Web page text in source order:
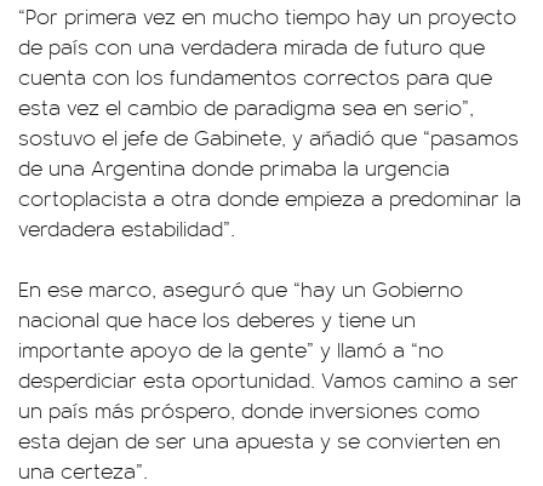
“Por primera vez en mucho tiempo hay un proyecto
de país con una verdadera mirada de futuro que
cuenta con los fundamentos correctos para que
esta vez el cambio de paradigma sea en serio”,
sostuvo el jefe de Gabinete, y añadió que “pasamos
de una Argentina donde primaba la urgencia
cortoplacista a otra donde empieza a predominar la
verdadera estabilidad”.
En ese marco, aseguró que “hay un Gobierno
nacional que hace los deberes y tiene un
importante apoyo de la gente” y llamó a “no
desperdiciar esta oportunidad. Vamos camino a ser
un país más próspero, donde inversiones como
esta dejan de ser una apuesta y se convierten en
una certeza”.